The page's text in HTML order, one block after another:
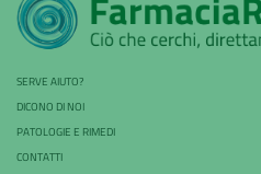
SERVE AIUTO?
DICONO DI NOI
PATOLOGIE E RIMEDI
CONTATTI